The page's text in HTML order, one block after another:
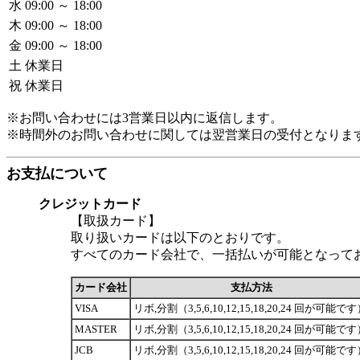
水 09:00 ～ 18:00
木 09:00 ～ 18:00
金 09:00 ～ 18:00
土 休業日
祝 休業日
※お問い合わせには3営業日以内に返信します。
※時間外のお問い合わせに関しては翌営業日の受付となりま
お支払について
クレジットカード
【取扱カード】
取り扱いカードは以下のとおりです。
すべてのカード会社で、一括払いが可能となって
カード会社
支払方法
VISA
リボ,分割（3,5,6,10,12,15,18,20,24 回が可能です
MASTER
リボ,分割（3,5,6,10,12,15,18,20,24 回が可能です
JCB
リボ,分割（3,5,6,10,12,15,18,20,24 回が可能です